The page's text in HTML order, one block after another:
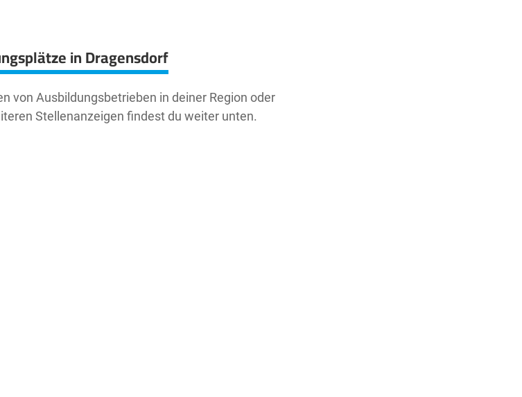
in Dragensdorf
von Ausbildungsbetrieben in deiner Region oder
Stellenanzeigen findest du weiter unten.